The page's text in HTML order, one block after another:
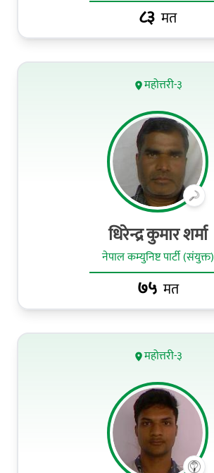
८३ मत
महोत्तरी-३
धिरेन्द्र कुमार शर्मा
नेपाल कम्युनिष्ट पार्टी (संयुक्त)
७५ मत
महोत्तरी-३